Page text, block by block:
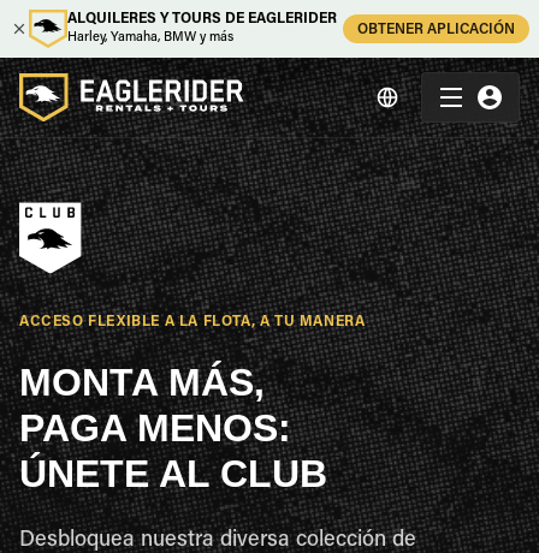
ALQUILERES Y TOURS DE EAGLERIDER
Harley, Yamaha, BMW y más
OBTENER APLICACIÓN
ACCESO FLEXIBLE A LA FLOTA, A TU MANERA
MONTA MÁS,
PAGA MENOS:
ÚNETE AL CLUB
Desbloquea nuestra diversa colección de